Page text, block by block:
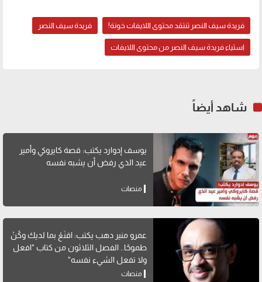
فريدة سيف النصر تنتقد محتوى اللايفات خونة! فريدة سيف النصر
استياء فريدة سيف النصر من محتوى اللايفات
شاهد أيضاً
يوسف إدوارد يكتب: قصة كايروكي وأمير
عيد الذي رفض أن يشبه نفسه
منصات
عمرو منير دهب يكتب: اقنَعْ بما لديك وكُنْ
طموحًا.. الفصل الثلاثون من كتاب "افعل
ولا تفعل الشيء نفسه"
منصات